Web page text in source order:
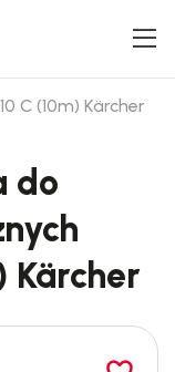
C (10m) Kärcher
do
Kärcher